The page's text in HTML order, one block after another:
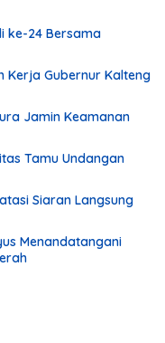
ke-24 Bersama
Kerja Gubernur Kalteng
Jamin Keamanan
Tamu Undangan
Siaran Langsung
Menandatangani